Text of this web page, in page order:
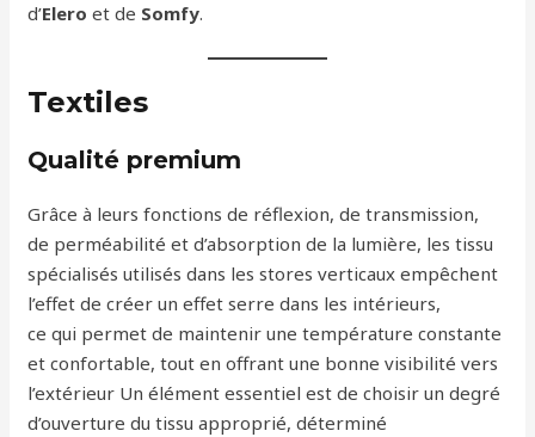
d’Elero et de Somfy.
Textiles
Qualité premium
Grâce à leurs fonctions de réflexion, de transmission,
de perméabilité et d’absorption de la lumière, les tissu
spécialisés utilisés dans les stores verticaux empêchent
l’effet de créer un effet serre dans les intérieurs,
ce qui permet de maintenir une température constante
et confortable, tout en offrant une bonne visibilité vers
l’extérieur Un élément essentiel est de choisir un degré
d’ouverture du tissu approprié, déterminé